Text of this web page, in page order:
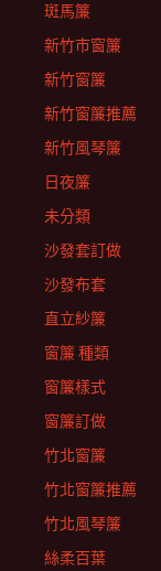
斑馬簾
新竹市窗簾
新竹窗簾
新竹窗簾推薦
新竹風琴簾
日夜簾
未分類
沙發套訂做
沙發布套
直立紗簾
窗簾 種類
窗簾樣式
窗簾訂做
竹北窗簾
竹北窗簾推薦
竹北風琴簾
絲柔百葉